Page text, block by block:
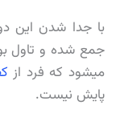
با جدا شدن این دو
جمع شده و تاول
میشود که فرد از
پایش نیست.